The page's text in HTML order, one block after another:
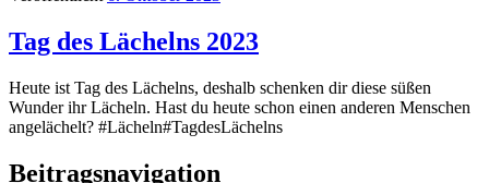
Tag des Lächelns 2023
Heute ist Tag des Lächelns, deshalb schenken dir diese süßen
Wunder ihr Lächeln. Hast du heute schon einen anderen Menschen
angelächelt? #Lächeln#TagdesLächelns
Beitragsnavigation